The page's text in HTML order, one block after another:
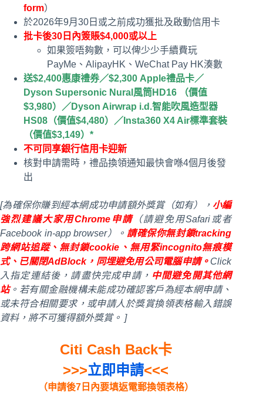
form）
於2026年9月30日或之前成功獲批及啟動信用卡
批卡後30日內簽賬$4,000或以上
如果簽唔夠數，可以俾少少手續費玩
PayMe、AlipayHK、WeChat Pay HK湊數
送$2,400惠康禮券／$2,300 Apple禮品卡／
Dyson Supersonic Nural風筒HD16 （價值
$3,980）／Dyson Airwrap i.d.智能吹風造型器
HS08（價值$4,480）／Insta360 X4 Air標準套裝
（價值$3,149）*
不可同享銀行信用卡迎新
核對申請需時，禮品換領通知最快會喺4個月後發
出
[為確保你賺到經本網成功申請額外獎賞（如有）， 小編
強烈建議大家用Chrome申請（請避免用Safari或者
Facebook in-app browser）。 請確保你無封鎖tracking
跨網站追蹤、無封鎖cookie、無用緊incognito無痕模
式、已關閉AdBlock，同埋避免用公司電腦申請。 Click
入指定連結後，請盡快完成申請， 中間避免開其他網
站。若有關金融機構未能成功確認客戶為經本網申請、
或未符合相關要求，或申請人於獎賞換領表格輸入錯誤
資料，將不可獲得額外獎賞。 ]
Citi Cash Back卡
>>>立即申請<<<
（申請後7日內要填返電郵換領表格）